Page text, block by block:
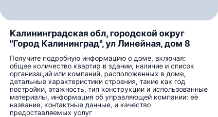
Калининградская обл, городской округ
"Город Калининград", ул Линейная, дом 8
Получите подробную информацию о доме, включая:
общее количество квартир в здании, наличие и список
организаций или компаний, расположенных в доме,
детальные характеристики строения, такие как год
постройки, этажность, тип конструкции и использованные
материалы, информация об управляющей компании: её
название, контактные данные, и качество
предоставляемых услуг